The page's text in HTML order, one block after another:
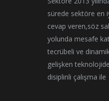
sürede sektöre en
cevap veren,söz
yolunda mesafe
tecrübeli ve
gelişken
disiplinli çalışma ile